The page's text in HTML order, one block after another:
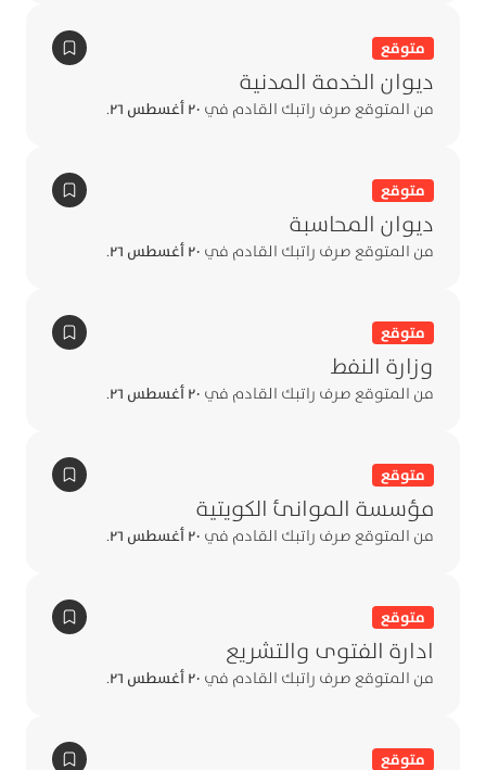
متوقع
ديوان الخدمة المدنية
من المتوقع صرف راتبك القادم في ٢٠ أغسطس ٢٦ .
متوقع
ديوان المحاسبة
من المتوقع صرف راتبك القادم في ٢٠ أغسطس ٢٦ .
متوقع
وزارة النفط
من المتوقع صرف راتبك القادم في ٢٠ أغسطس ٢٦ .
متوقع
مؤسسة الموانئ الكويتية
من المتوقع صرف راتبك القادم في ٢٠ أغسطس ٢٦ .
متوقع
ادارة الفتوى والتشريع
من المتوقع صرف راتبك القادم في ٢٠ أغسطس ٢٦ .
متوقع